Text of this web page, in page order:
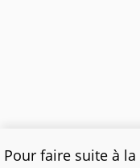
Pour faire suite à la